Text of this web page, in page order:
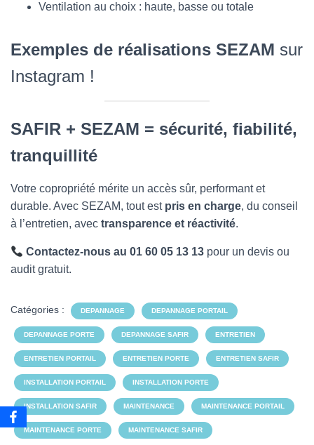
Ventilation au choix : haute, basse ou totale
Exemples de réalisations SEZAM sur
Instagram !
SAFIR + SEZAM = sécurité, fiabilité,
tranquillité
Votre copropriété mérite un accès sûr, performant et
durable. Avec SEZAM, tout est pris en charge, du conseil
à l’entretien, avec transparence et réactivité.
Contactez-nous au 01 60 05 13 13 pour un devis ou
audit gratuit.
Catégories : DEPANNAGE DEPANNAGE PORTAIL
DEPANNAGE PORTE DEPANNAGE SAFIR ENTRETIEN
ENTRETIEN PORTAIL ENTRETIEN PORTE ENTRETIEN SAFIR
INSTALLATION PORTAIL INSTALLATION PORTE
INSTALLATION SAFIR MAINTENANCE MAINTENANCE PORTAIL
MAINTENANCE PORTE MAINTENANCE SAFIR